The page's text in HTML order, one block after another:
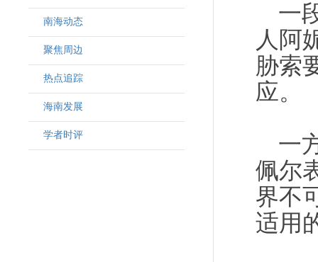
南海动态
聚焦周边
热点追踪
海南发展
学者时评
一
人阿
胁索
应。
一
佩尔
界不
适用